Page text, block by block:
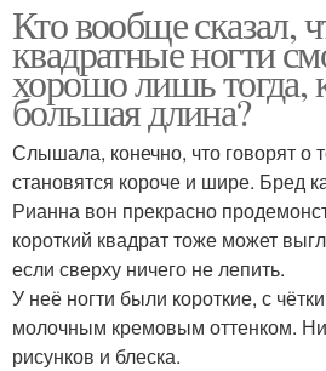
Кто вообще сказал,
квадратные ногти
хорошо лишь тогда,
большая длина?
Слышала, конечно, что говорят о
становятся короче и шире. Бред
Рианна вон прекрасно
короткий квадрат тоже может
если сверху ничего не лепить.
У неё ногти были короткие, с
молочным кремовым оттенком.
рисунков и блеска.